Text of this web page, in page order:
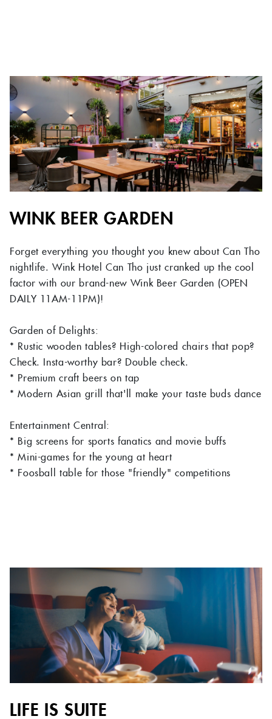
WINK BEER GARDEN
Forget everything you thought you knew about Can Tho
nightlife. Wink Hotel Can Tho just cranked up the cool
factor with our brand-new Wink Beer Garden (OPEN
DAILY 11AM-11PM)!
Garden of Delights:
* Rustic wooden tables? High-colored chairs that pop?
Check. Insta-worthy bar? Double check.
* Premium craft beers on tap
* Modern Asian grill that'll make your taste buds dance
Entertainment Central:
* Big screens for sports fanatics and movie buffs
* Mini-games for the young at heart
* Foosball table for those "friendly" competitions
LIFE IS SUITE